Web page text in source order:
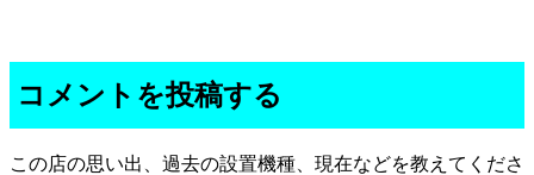
コメントを投稿する
この店の思い出、過去の設置機種、現在などを教えてくださ